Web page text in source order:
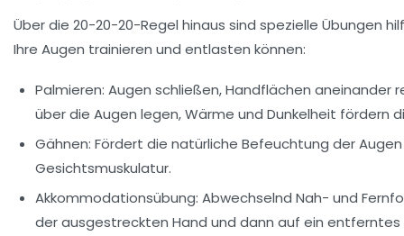
Über die 20-20-20-Regel hinaus sind spezielle Übungen
Ihre Augen trainieren und entlasten können:
Palmieren: Augen schließen, Handflächen aneinander
über die Augen legen, Wärme und Dunkelheit fördern
Gähnen: Fördert die natürliche Befeuchtung der
Gesichtsmuskulatur.
Akkommodationsübung: Abwechselnd Nah- und
der ausgestreckten Hand und dann auf ein